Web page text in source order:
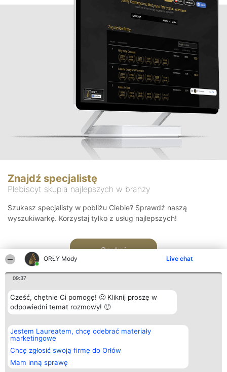
ORŁY Mody Live chat
09:37
Cześć, chętnie Ci pomogę! 🙂 Kliknij proszę w
odpowiedni temat rozmowy! 🙂
Jestem Laureatem, chcę odebrać materiały
marketingowe
Chcę zgłosić swoją firmę do Orłów
Mam inną sprawę
Znajdź specjalistę
Plebiscyt skupia najlepszych w branży
Szukasz specjalisty w pobliżu Ciebie? Sprawdź naszą
wyszukiwarkę. Korzystaj tylko z usług najlepszych!
Szukaj
Organizator plebiscytu
Bright Side Solutions sp. z o.
o. sp. k.
ul. Ruska 22
Wrocław 50-079
KRS 0000749100 | Regon
381313360 | NIP 8943132676
Plebiscyt
Laureaci
wszystkich
Laureatów
Regulamin
Kontakt
Kontakt